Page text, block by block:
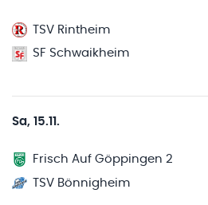
TSV Rintheim
SF Schwaikheim
Sa, 15.11.
Frisch Auf Göppingen 2
TSV Bönnigheim